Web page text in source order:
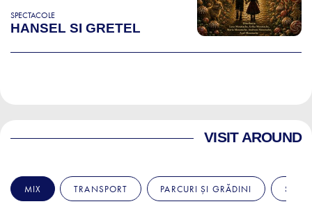
SPECTACOLE
HANSEL SI GRETEL
VISIT AROUND
MIX TRANSPORT PARCURI ȘI GRĂDINI